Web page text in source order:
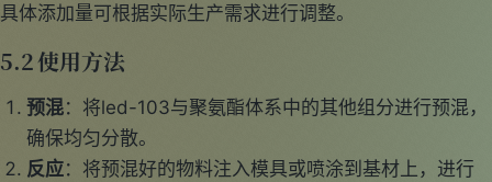
具体添加量可根据实际生产需求进行调整。
5.2 使用方法
预混：将led-103与聚氨酯体系中的其他组分进行预混，
确保均匀分散。
反应：将预混好的物料注入模具或喷涂到基材上，进行